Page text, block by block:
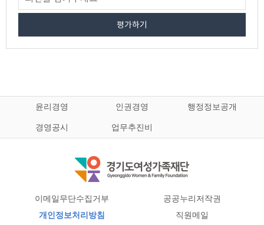
평가하기
윤리경영 인권경영 행정정보공개
경영공시 업무추진비
이메일무단수집거부
공공누리저작권
개인정보처리방침
직원메일